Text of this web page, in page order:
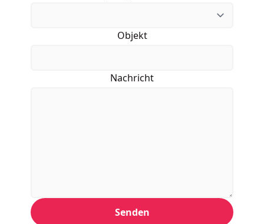
Objekt
Nachricht
Senden